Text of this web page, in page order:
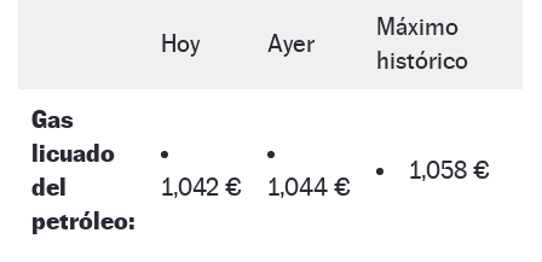
Hoy Ayer
Máximo
histórico
Gas
licuado
del
petróleo:
1,042 € 1,044 €
1,058 €